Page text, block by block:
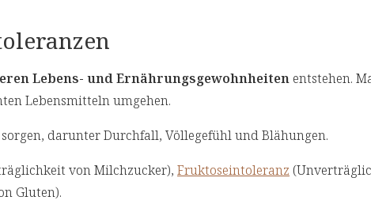
Lebens- und Ernährungsgewohnheiten entstehen.
Lebensmitteln umgehen.
sorgen, darunter Durchfall, Völlegefühl und Blähungen.
von Milchzucker), Fruktoseintoleranz
Gluten).